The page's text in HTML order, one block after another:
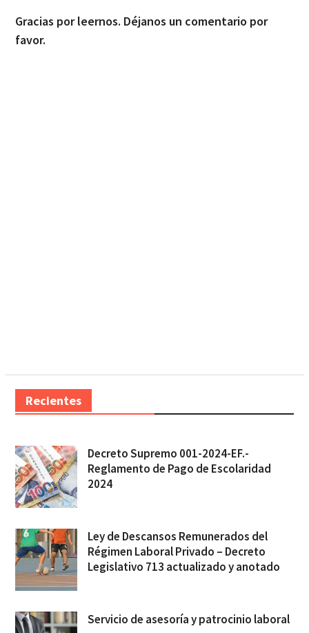
Gracias por leernos. Déjanos un comentario por
favor.
Recientes
Decreto Supremo 001-2024-EF.-
Reglamento de Pago de Escolaridad
2024
Ley de Descansos Remunerados del
Régimen Laboral Privado – Decreto
Legislativo 713 actualizado y anotado
Servicio de asesoría y patrocinio laboral